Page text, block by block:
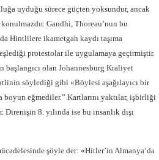
uyduğu sürece güçten yoksundur, ancak
Gandhi, Thoreau’nun bu
Hintlilere ikametgah kaydı taşıma
protestolar ile uygulamaya geçirmiştir.
başlangıcı olan Johannesburg Kraliyet
söylediği gibi «Böylesi aşağılayıcı bir
boyun eğmediler.” Kartlarını yaktılar, işbirliği
Direnişin 8. yılında ise bu insanlık dışı
şöyle der: «Hitler’in Almanya’da